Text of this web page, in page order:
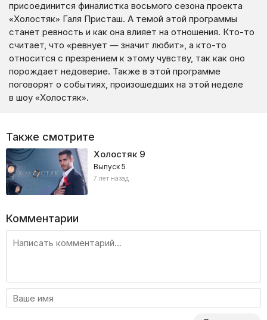
присоединится финалистка восьмого сезона проекта
«Холостяк» Галя Присташ. А темой этой программы
станет ревность и как она влияет на отношения. Кто-то
считает, что «ревнует — значит любит», а кто-то
относится с презрением к этому чувству, так как оно
порождает недоверие. Также в этой программе
поговорят о событиях, произошедших на этой неделе
в шоу «Холостяк».
Также смотрите
Холостяк9
Выпуск 5
7 лет назад
Комментарии